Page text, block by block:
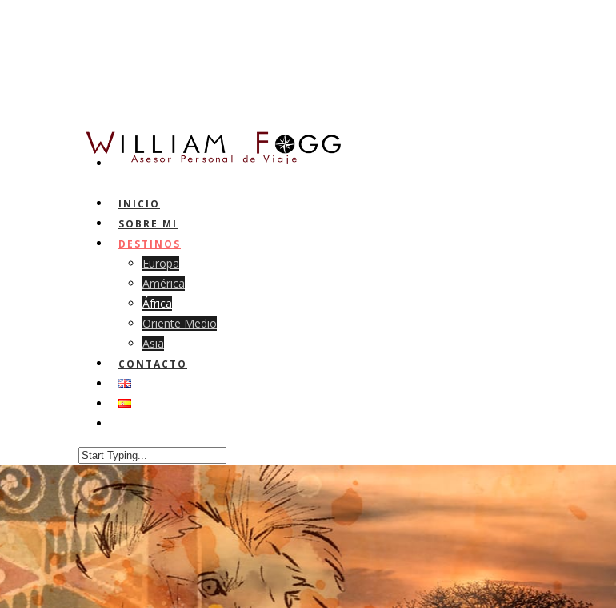
INICIO
SOBRE MI
DESTINOS
Europa
América
África
Oriente Medio
Asia
CONTACTO